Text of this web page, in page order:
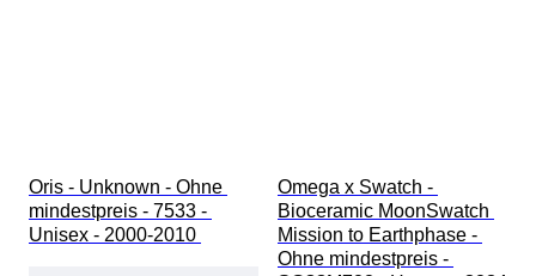
Oris - Unknown - Ohne
mindestpreis - 7533 -
Unisex - 2000-2010
Omega x Swatch -
Bioceramic MoonSwatch
Mission to Earthphase -
Ohne mindestpreis -